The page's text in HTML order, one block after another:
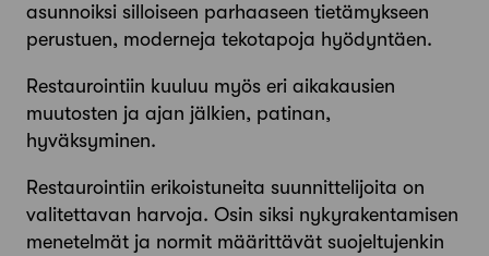
asunnoiksi silloiseen parhaaseen tietämykseen
perustuen, moderneja tekotapoja hyödyntäen.
Restaurointiin kuuluu myös eri aikakausien
muutosten ja ajan jälkien, patinan,
hyväksyminen.
Restaurointiin erikoistuneita suunnittelijoita on
valitettavan harvoja. Osin siksi nykyrakentamisen
menetelmät ja normit määrittävät suojeltujenkin